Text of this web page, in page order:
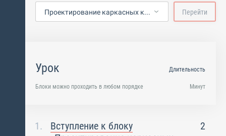
Проектирование каркасных конструкций Перейти
Урок
Блоки можно проходить в любом порядке
Длительность
Минут
Вступление к блоку
2